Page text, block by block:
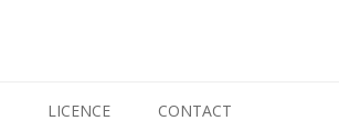
LICENCE CONTACT